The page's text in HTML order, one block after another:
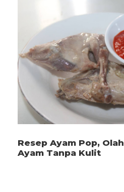
Resep Ayam Pop,
Ayam Tanpa Kulit